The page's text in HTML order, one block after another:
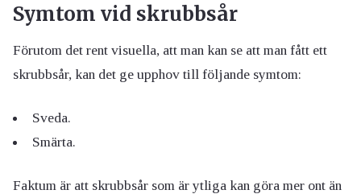
Symtom vid skrubbsår
Förutom det rent visuella, att man kan se att man fått ett
skrubbsår, kan det ge upphov till följande symtom:
Sveda.
Smärta.
Faktum är att skrubbsår som är ytliga kan göra mer ont än